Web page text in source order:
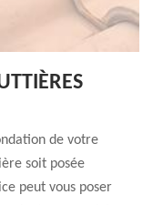
de votre
soit posée
peut vous poser